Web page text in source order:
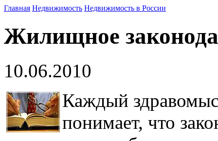
Главная Недвижимость Недвижимость в России
Жилищное
10.06.2010
Каждый
понимает, что